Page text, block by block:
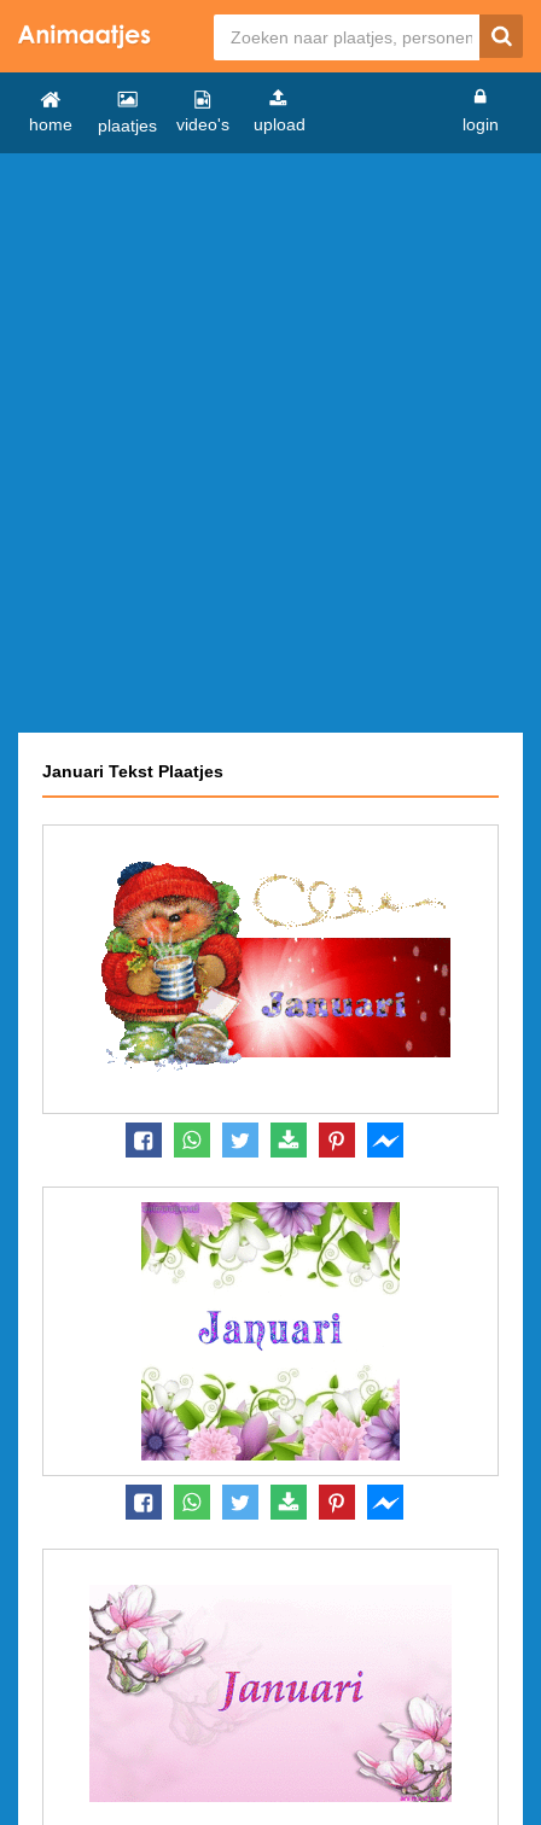
home plaatjes video's upload login
Januari Tekst Plaatjes